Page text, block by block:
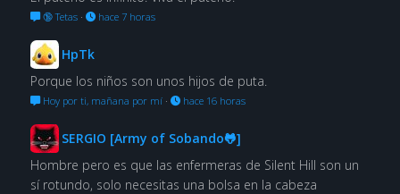
🔞 Tetas· hace 7 horas
HpTk
Porque los niños son unos hijos de puta.
Hoy por ti, mañana por mí· hace 16 horas
SERGIO [Army of Sobando🐸]
Hombre pero es que las enfermeras de Silent Hill son un
sí rotundo, solo necesitas una bolsa en la cabeza